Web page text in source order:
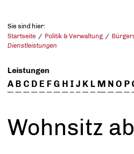
Sie sind hier:
Startseite
Politik & Verwaltung
Dienstleistungen
Leistungen
A B C D E FG H I J K L M NO P
Wohnsitz